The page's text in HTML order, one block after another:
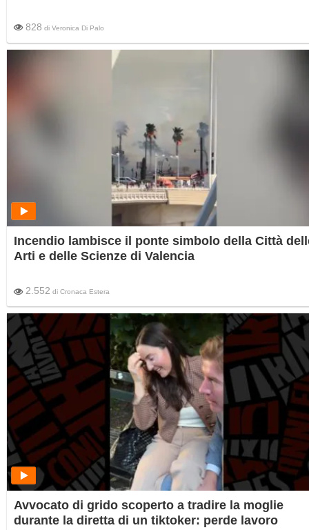
828 di Veronica Di Palo
Incendio lambisce il ponte simbolo della Città
Arti e delle Scienze di Valencia
2.552 di Cronaca Estera
Avvocato di grido scoperto a tradire la moglie
durante la diretta di un tiktoker: perde lavoro